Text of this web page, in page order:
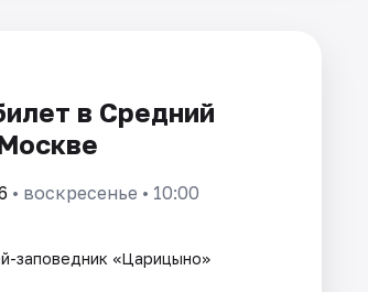
в Средний
• воскресенье • 10:00
заповедник «Царицыно»